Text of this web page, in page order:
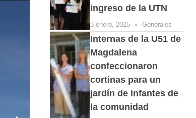
ingreso de la UTN
3 enero, 2025 Generales
Internas de la U51 de
Magdalena
confeccionaron
cortinas para un
jardín de infantes de
la comunidad